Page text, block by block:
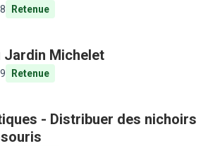
8 Retenue
Jardin Michelet
9 Retenue
- Distribuer des nichoirs